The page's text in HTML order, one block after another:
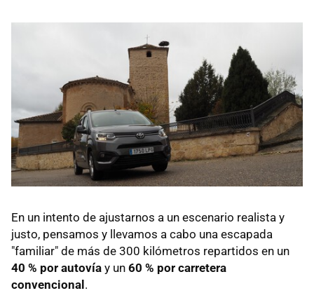
En un intento de ajustarnos a un escenario realista y
justo, pensamos y llevamos a cabo una escapada
"familiar" de más de 300 kilómetros repartidos en un
40 % por autovía y un 60 % por carretera
convencional .